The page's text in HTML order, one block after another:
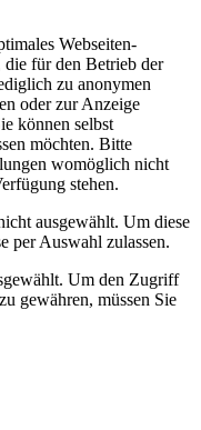
Webseiten-
für den Betrieb der
zu anonymen
oder zur Anzeige
können selbst
möchten. Bitte
womöglich nicht
stehen.
ausgewählt. Um diese
per Auswahl zulassen.
Um den Zugriff
gewähren, müssen Sie